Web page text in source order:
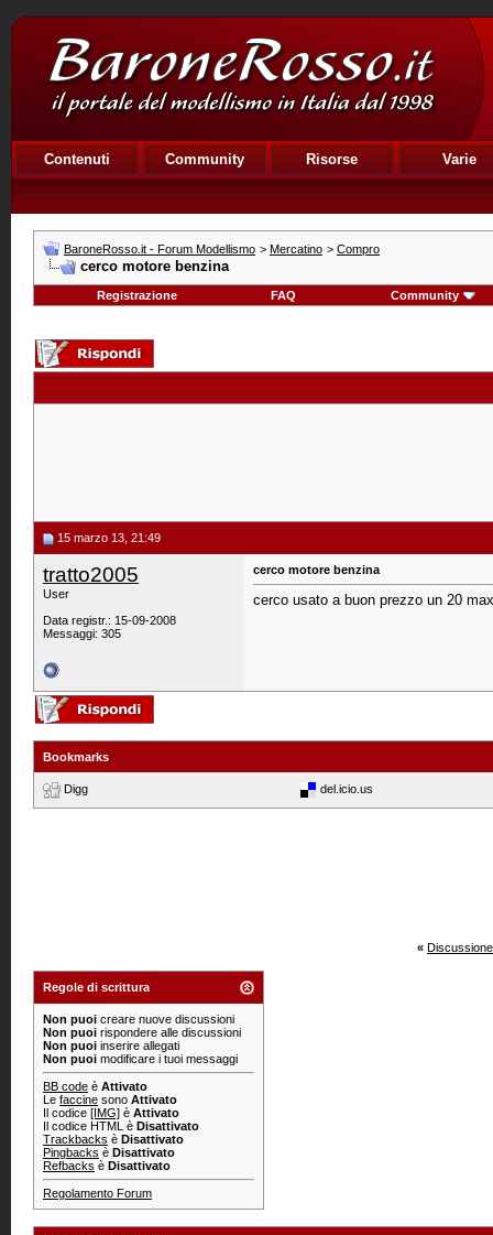
Contenuti Community Risorse Varie
BaroneRosso.it - Forum Modellismo > Mercatino > Compro
cerco motore benzina
Registrazione FAQ Community
15 marzo 13, 21:49
tratto2005
User
Data registr.: 15-09-2008
Messaggi: 305
cerco motore benzina
cerco usato a buon prezzo un 20
Bookmarks
Digg del.icio.us
«
Regole di scrittura
Non puoi creare nuove discussioni
Non puoi rispondere alle discussioni
Non puoi inserire allegati
Non puoi modificare i tuoi messaggi
BB code è Attivato
Le faccine sono Attivato
Il codice [IMG] è Attivato
Il codice HTML è Disattivato
Trackbacks è Disattivato
Pingbacks è Disattivato
Refbacks è Disattivato
Regolamento Forum